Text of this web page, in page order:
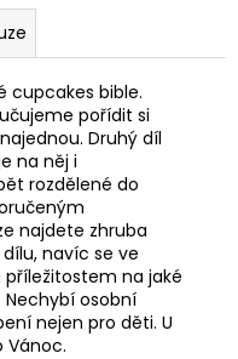
cupcakes bible.
pořídit si
Druhý díl
na něj i
rozdělené do
najdete zhruba
navíc se ve
na jaké
osobní
nejen pro děti. U
Vánoc.